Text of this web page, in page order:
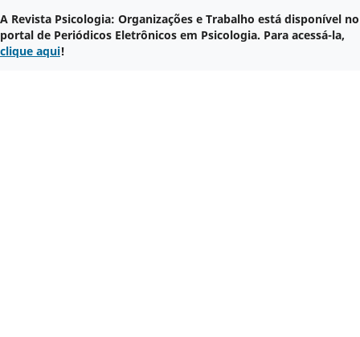
A Revista Psicologia: Organizações e Trabalho está disponível no
portal de Periódicos Eletrônicos em Psicologia. Para acessá-la,
clique aqui!